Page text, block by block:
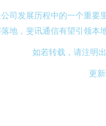
司发展历程中的一个重
地，斐讯通信有望引领本
如若转载，请注明
更